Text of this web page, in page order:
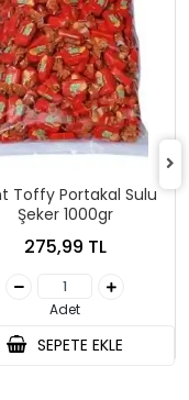
Toffy Portakal Sulu
Şeker 1000gr
275,99 TL
Adet
SEPETE EKLE